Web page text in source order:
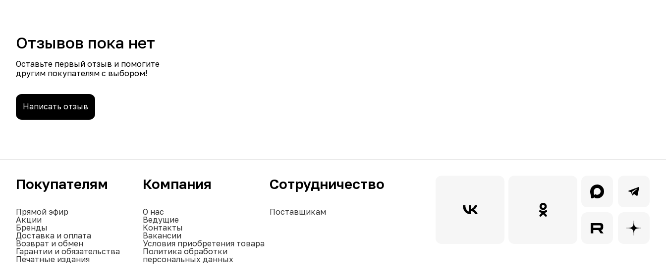
Отзывов пока нет
Оставьте первый отзыв и помогите
другим покупателям с выбором!
Написать отзыв
Покупателям
Прямой эфир
Акции
Бренды
Доставка и оплата
Возврат и обмен
Гарантии и обязательства
Печатные издания
Компания
О нас
Ведущие
Контакты
Вакансии
Условия приобретения товара
Политика обработки
персональных данных
Сотрудничество
Поставщикам